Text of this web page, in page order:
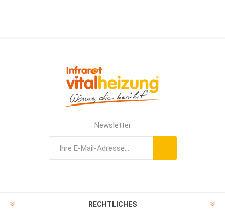
Newsletter
RECHTLICHES